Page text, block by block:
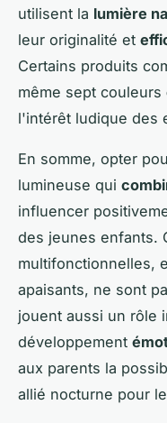
utilisent la lumière
leur originalité et
Certains produits
même sept couleurs
l'intérêt ludique des
En somme, opter
lumineuse qui
influencer
des jeunes enfants.
multifonctionnelles,
apaisants, ne sont
jouent aussi un rôle
développement
aux parents la
allié nocturne pour